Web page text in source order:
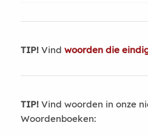
TIP!Vind woorden die
TIP!Vind woorden in onze
Woordenboeken: